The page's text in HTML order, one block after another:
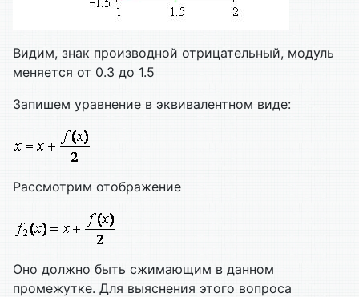
Видим, знак производной отрицательный, модуль
меняется от 0.3 до 1.5
Запишем уравнение в эквивалентном виде:
Рассмотрим отображение
Оно должно быть сжимающим в данном
промежутке. Для выяснения этого вопроса